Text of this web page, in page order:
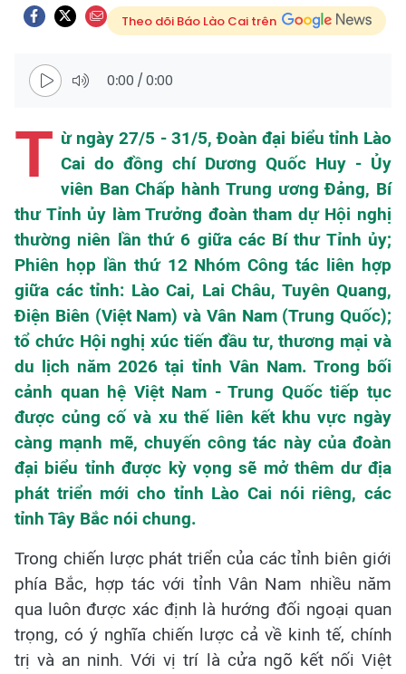
Theo dõi Báo Lào Cai trên
0:00 /0:00
T ừ ngày 27/5 - 31/5, Đoàn đại biểu tỉnh Lào
Cai do đồng chí Dương Quốc Huy - Ủy
viên Ban Chấp hành Trung ương Đảng, Bí
thư Tỉnh ủy làm Trưởng đoàn tham dự Hội nghị
thường niên lần thứ 6 giữa các Bí thư Tỉnh ủy;
Phiên họp lần thứ 12 Nhóm Công tác liên hợp
giữa các tỉnh: Lào Cai, Lai Châu, Tuyên Quang,
Điện Biên (Việt Nam) và Vân Nam (Trung Quốc);
tổ chức Hội nghị xúc tiến đầu tư, thương mại và
du lịch năm 2026 tại tỉnh Vân Nam. Trong bối
cảnh quan hệ Việt Nam - Trung Quốc tiếp tục
được củng cố và xu thế liên kết khu vực ngày
càng mạnh mẽ, chuyến công tác này của đoàn
đại biểu tỉnh được kỳ vọng sẽ mở thêm dư địa
phát triển mới cho tỉnh Lào Cai nói riêng, các
tỉnh Tây Bắc nói chung.
Trong chiến lược phát triển của các tỉnh biên giới
phía Bắc, hợp tác với tỉnh Vân Nam nhiều năm
qua luôn được xác định là hướng đối ngoại quan
trọng, có ý nghĩa chiến lược cả về kinh tế, chính
trị và an ninh. Với vị trí là cửa ngõ kết nối Việt